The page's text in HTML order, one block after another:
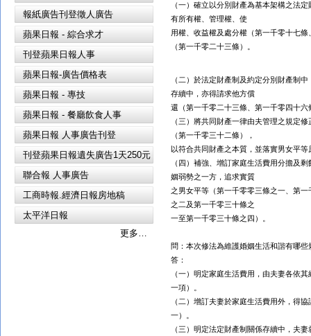
報紙廣告刊登徵人廣告
蘋果日報 - 綜合求才
刊登蘋果日報人事
蘋果日報-廣告價格表
蘋果日報 - 專技
蘋果日報 - 餐廳飲食人事
蘋果日報 人事廣告刊登
刊登蘋果日報遺失廣告1天250元
聯合報 人事廣告
工商時報.經濟日報房地稿
太平洋日報
更多…
（一）確立以分別財產為基本架構之法
有所有權、管理權、使
用權、收益權及處分權（第一千零十七
（第一千零二十三條）。
（二）於法定財產制及約定分別財產制
存續中，亦得請求他方償
還（第一千零二十三條、第一千零四十六
（三）將共同財產一律由夫管理之規定
（第一千零三十二條），
以符合共同財產之本質，並落實男女平等
（四）補強、增訂家庭生活費用分擔及
姻弱勢之一方，追求實質
之男女平等（第一千零零三條之一、第
之二及第一千零三十條之
一至第一千零三十條之四）。
問：本次修法為維護婚姻生活和諧有哪些
答：
（一）明定家庭生活費用，由夫妻各依
一項）。
（二）增訂夫妻於家庭生活費用外，得
一）。
（三）明定法定財產制關係存續中，夫